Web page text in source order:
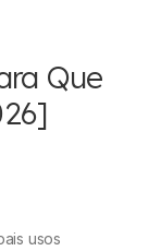
Que
usos